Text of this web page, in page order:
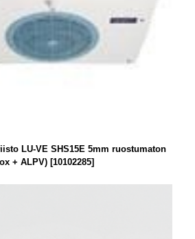
LU-VE SHS15E 5mm ruostumaton
+ ALPV) [10102285]